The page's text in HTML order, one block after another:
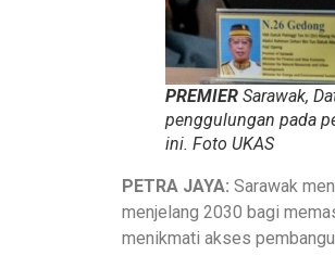
PREMIER Sarawak,
penggulungan pada
ini. Foto UKAS
PETRA JAYA: Sarawak
menjelang 2030 bagi
menikmati akses